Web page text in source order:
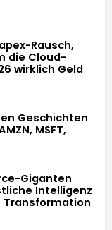
Rausch,
die Cloud-
wirklich Geld
Geschichten
MSFT,
Giganten
Intelligenz
Transformation